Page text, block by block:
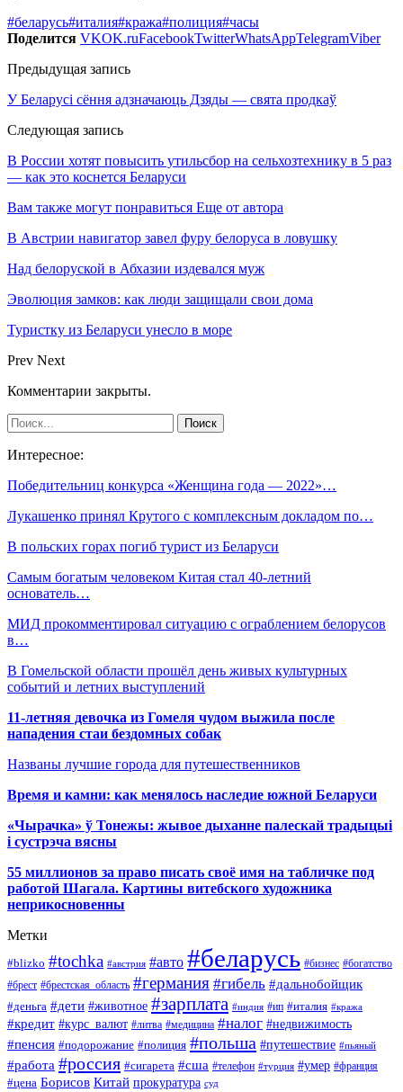
#беларусь#италия#кража#полиция#часы
Поделится VKOK.ruFacebookTwitterWhatsAppTelegramViber
Предыдущая запись
У Беларусі сёння адзначаюць Дзяды — свята продкаў
Следующая запись
В России хотят повысить утильсбор на сельхозтехнику в 5 раз
— как это коснется Беларуси
Вам также могут понравиться Еще от автора
В Австрии навигатор завел фуру белоруса в ловушку
Над белоруской в Абхазии издевался муж
Эволюция замков: как люди защищали свои дома
Туристку из Беларуси унесло в море
Prev Next
Комментарии закрыты.
Интересное:
Победительниц конкурса «Женщина года — 2022»…
Лукашенко принял Крутого с комплексным докладом по…
В польских горах погиб турист из Беларуси
Самым богатым человеком Китая стал 40-летний
основатель…
МИД прокомментировал ситуацию с ограблением белорусов
в…
В Гомельской области прошёл день живых культурных
событий и летних выступлений
11-летняя девочка из Гомеля чудом выжила после
нападения стаи бездомных собак
Названы лучшие города для путешественников
Время и камни: как менялось наследие южной Беларуси
«Чырачка» ў Тонежы: жывое дыханне палескай традыцыі
і сустрэча вясны
55 миллионов за право писать своё имя на табличке под
работой Шагала. Картины витебского художника
неприкосновенны
Метки
#blizko #tochka #австрия #авто #беларусь #бизнес #богатство
#брест #брестская_область #германия #гибель #дальнобойщик
#деньга #дети #животное #зарплата #индия #ип #италия #кража
#кредит #курс_валют #литва #медицина #налог #недвижимость
#пенсия #подорожание #полиция #польша #путешествие #пьяный
#работа #россия #сигарета #сша #телефон #турция #умер #франция
#цена Борисов Китай прокуратура суд